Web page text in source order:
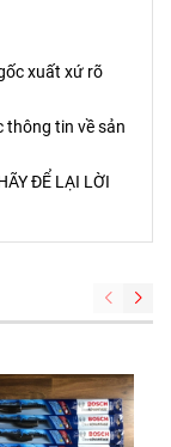
xuất xứ rõ
thông tin về sản
ĐỂ LẠI LỜI